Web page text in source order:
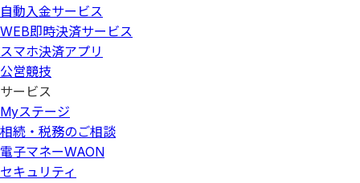
自動入金サービス
WEB即時決済サービス
スマホ決済アプリ
公営競技
サービス
Myステージ
相続・税務のご相談
電子マネーWAON
セキュリティ